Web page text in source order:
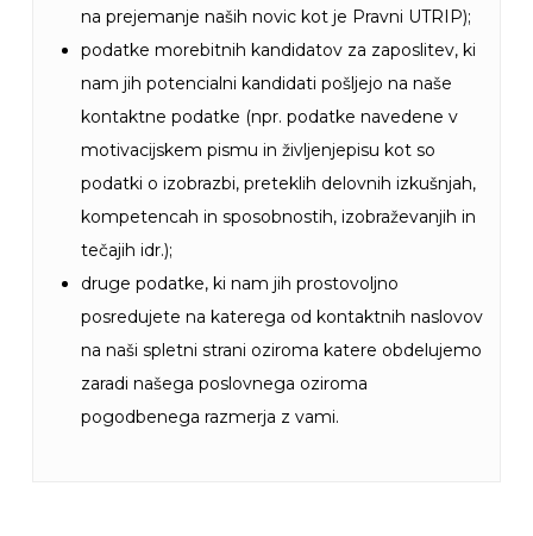
na prejemanje naših novic kot je Pravni UTRIP);
podatke morebitnih kandidatov za zaposlitev, ki
nam jih potencialni kandidati pošljejo na naše
kontaktne podatke (npr. podatke navedene v
motivacijskem pismu in življenjepisu kot so
podatki o izobrazbi, preteklih delovnih izkušnjah,
kompetencah in sposobnostih, izobraževanjih in
tečajih idr.);
druge podatke, ki nam jih prostovoljno
posredujete na katerega od kontaktnih naslovov
na naši spletni strani oziroma katere obdelujemo
zaradi našega poslovnega oziroma
pogodbenega razmerja z vami.